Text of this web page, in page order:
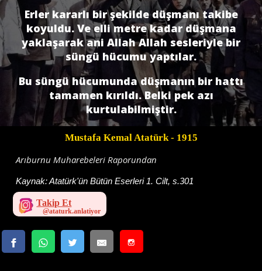
Erler kararlı bir şekilde düşmanı takibe
koyuldu. Ve elli metre kadar düşmana
yaklaşarak ani Allah Allah sesleriyle bir
süngü hücumu yaptılar.
Bu süngü hücumunda düşmanın bir hattı
tamamen kırıldı. Belki pek azı
kurtulabilmiştir.
Mustafa Kemal Atatürk- 1915
Arıburnu Muharebeleri Raporundan
Kaynak:Atatürk'ün Bütün Eserleri 1. Cilt, s.301
Takip Et